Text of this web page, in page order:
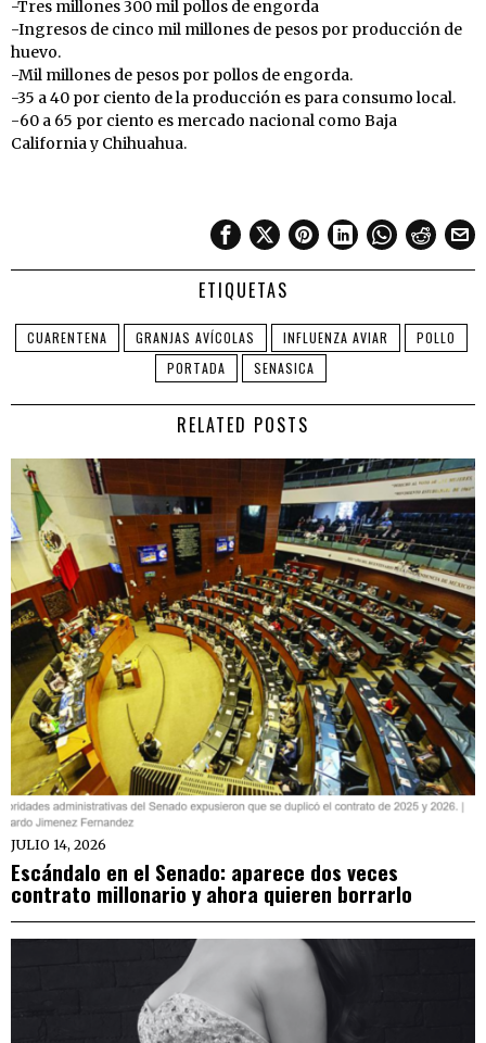
-Tres millones 300 mil pollos de engorda
-Ingresos de cinco mil millones de pesos por producción de
huevo.
-Mil millones de pesos por pollos de engorda.
-35 a 40 por ciento de la producción es para consumo local.
-60 a 65 por ciento es mercado nacional como Baja
California y Chihuahua.
ETIQUETAS
CUARENTENA GRANJAS AVÍCOLAS INFLUENZA AVIAR
POLLO
PORTADA
SENASICA
RELATED POSTS
JULIO 14, 2026
Escándalo en el Senado: aparece dos veces
contrato millonario y ahora quieren borrarlo